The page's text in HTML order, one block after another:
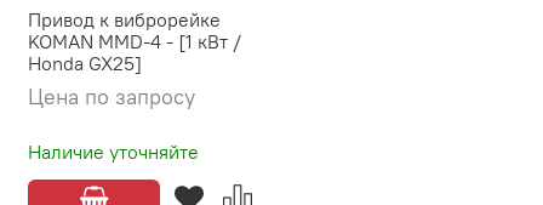
Привод к виброрейке
KOMAN MMD-4 - [1 кВт /
Honda GX25]
Наличие уточняйте
Цена по запросу